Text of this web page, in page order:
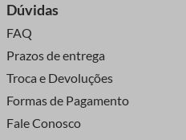
Dúvidas
FAQ
Prazos de entrega
Troca e Devoluções
Formas de Pagamento
Fale Conosco